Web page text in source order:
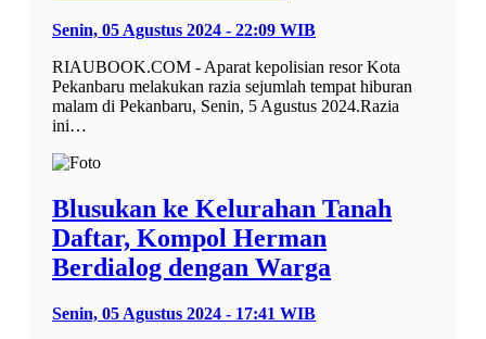
Senin, 05 Agustus 2024 - 22:09 WIB
RIAUBOOK.COM - Aparat kepolisian resor Kota
Pekanbaru melakukan razia sejumlah tempat hiburan
malam di Pekanbaru, Senin, 5 Agustus 2024.Razia
ini…
Blusukan ke Kelurahan Tanah
Daftar, Kompol Herman
Berdialog dengan Warga
Senin, 05 Agustus 2024 - 17:41 WIB